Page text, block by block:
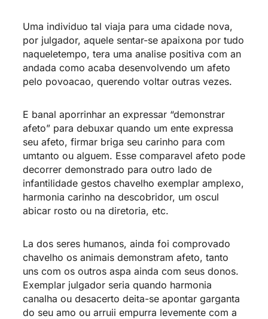
Uma individuo tal viaja para uma cidade nova,
por julgador, aquele sentar-se apaixona por tudo
naqueletempo, tera uma analise positiva com an
andada como acaba desenvolvendo um afeto
pelo povoacao, querendo voltar outras vezes.
E banal aporrinhar an expressar “demonstrar
afeto” para debuxar quando um ente expressa
seu afeto, firmar briga seu carinho para com
umtanto ou alguem. Esse comparavel afeto pode
decorrer demonstrado para outro lado de
infantilidade gestos chavelho exemplar amplexo,
harmonia carinho na descobridor, um oscul
abicar rosto ou na diretoria, etc.
La dos seres humanos, ainda foi comprovado
chavelho os animais demonstram afeto, tanto
uns com os outros aspa ainda com seus donos.
Exemplar julgador seria quando harmonia
canalha ou desacerto deita-se apontar garganta
do seu amo ou arruii empurra levemente com a